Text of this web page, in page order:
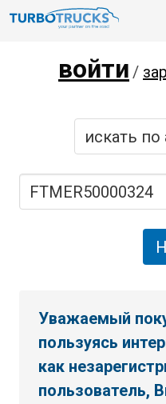
войти /
Уважаемый
пользуясь
как
пользователь,